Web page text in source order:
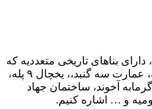
بناهای تاریخی متعددیه که
میتونیم به عمارت شهربانی ارومیه، عمارت سه گنبد،، یخچال ۹ پله،
آخوند، ساختمان جهاد
و … اشاره کنیم.